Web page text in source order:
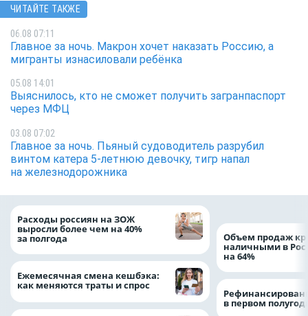
ЧИТАЙТЕ ТАКЖЕ
06.08 07:11
Главное за ночь. Макрон хочет наказать Россию, а
мигранты изнасиловали ребёнка
05.08 14:01
Выяснилось, кто не сможет получить загранпаспорт
через МФЦ
03.08 07:02
Главное за ночь. Пьяный судоводитель разрубил
винтом катера 5-летнюю девочку, тигр напал
на железнодорожника
Расходы россиян на ЗОЖ
выросли более чем на 40%
за полгода
Ежемесячная смена кешбэка:
как меняются траты и спрос
Объем продаж
наличными в
на 64%
в первом